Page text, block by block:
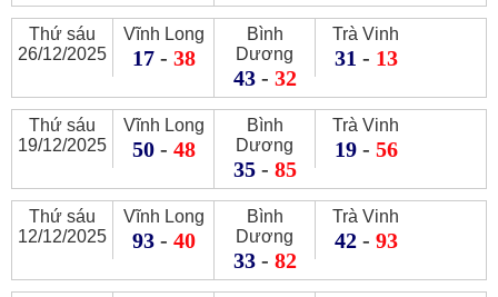
Thứ sáu
26/12/2025
Vĩnh Long
17- 38
Bình
Dương
43- 32
Trà Vinh
31 - 13
Thứ sáu
19/12/2025
Vĩnh Long
50- 48
Bình
Dương
35- 85
Trà Vinh
19- 56
Thứ sáu
12/12/2025
Vĩnh Long
93- 40
Bình
Dương
33- 82
Trà Vinh
42- 93